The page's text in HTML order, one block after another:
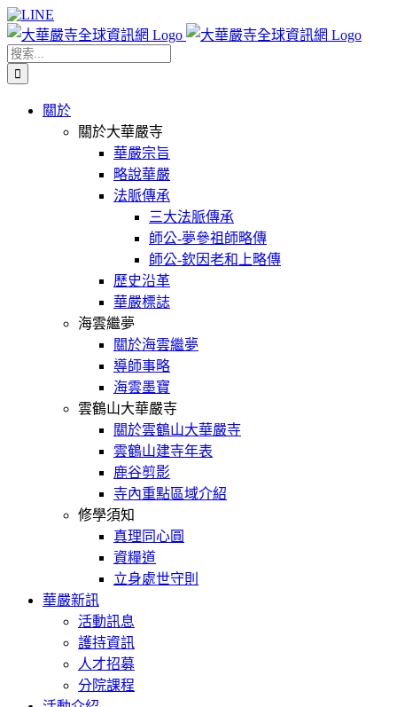
Skip
to
content
Facebook
X
WeChat
YouTube
LINE
搜
索
關於
關於大華嚴寺
華嚴宗旨
略說華嚴
法脈傳承
三大法脈傳承
師公-夢參祖師略傳
師公-欽因老和上略傳
歷史沿革
華嚴標誌
海雲繼夢
關於海雲繼夢
導師事略
海雲墨寶
雲鶴山大華嚴寺
關於雲鶴山大華嚴寺
雲鶴山建寺年表
鹿谷剪影
寺內重點區域介紹
修學須知
真理同心圓
資糧道
立身處世守則
華嚴新訊
活動訊息
護持資訊
人才招募
分院課程